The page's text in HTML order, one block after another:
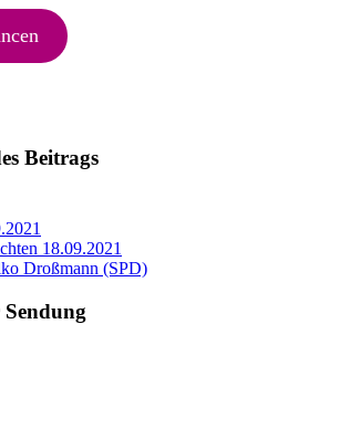
Beitrags
18.09.2021
Droßmann (SPD)